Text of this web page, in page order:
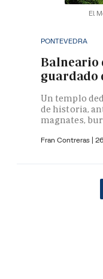
El
PONTEVEDRA
Balneario
guardado
Un templo
de historia,
magnates,
Fran Contreras |